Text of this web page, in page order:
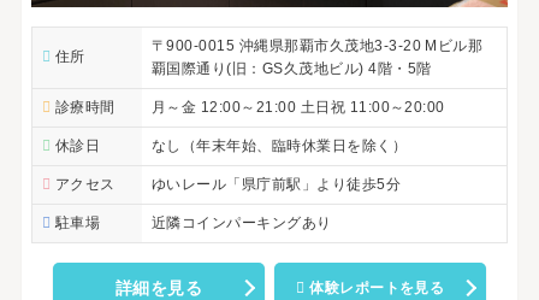
住所
〒900-0015 沖縄県那覇市久茂地3-3-20 Mビル那
覇国際通り(旧：GS久茂地ビル) 4階・5階
診療時間 月～金 12:00～21:00 土日祝 11:00～20:00
休診日 なし（年末年始、臨時休業日を除く）
アクセス ゆいレール「県庁前駅」より徒歩5分
駐車場 近隣コインパーキングあり
詳細を見る 体験レポートを見る